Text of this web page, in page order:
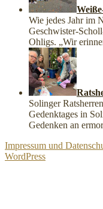
Wie jedes Jahr im
Geschwister-
Ohligs. „Wir
Solinger
Gedenktages in
Gedenken an
Impressum und
WordPress